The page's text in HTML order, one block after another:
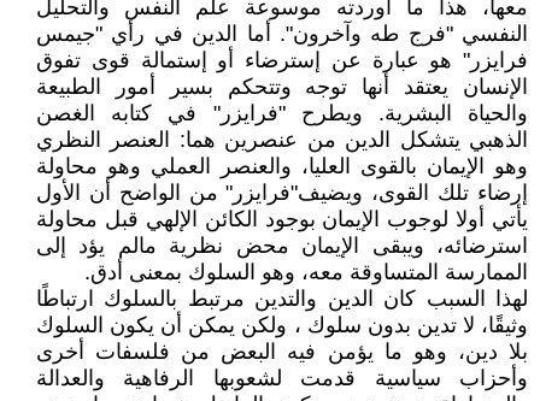
معها، هذا ما اوردته موسوعة علم النفس والتحليل
النفسي "فرج طه وآخرون". أما الدين في رأي "جيمس
فرايزر" هو عبارة عن إسترضاء أو إستمالة قوى تفوق
الإنسان يعتقد أنها توجه وتتحكم بسير أمور الطبيعة
والحياة البشرية. ويطرح "فرايزر" في كتابه الغصن
الذهبي يتشكل الدين من عنصرين هما: العنصر النظري
وهو الإيمان بالقوى العليا، والعنصر العملي وهو محاولة
إرضاء تلك القوى، ويضيف"فرايزر" من الواضح أن الأول
يأتي أولا لوجوب الإيمان بوجود الكائن الإلهي قبل محاولة
استرضائه، ويبقى الإيمان محض نظرية مالم يؤد إلى
الممارسة المتساوقة معه، وهو السلوك بمعنى أدق.
لهذا السبب كان الدين والتدين مرتبط بالسلوك ارتباطًا
وثيقًا، لا تدين بدون سلوك ، ولكن يمكن أن يكون السلوك
بلا دين، وهو ما يؤمن فيه البعض من فلسفات أخرى
وأحزاب سياسية قدمت لشعوبها الرفاهية والعدالة